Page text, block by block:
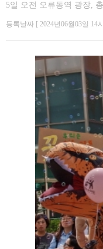
5일 오전 오류동역 광장,
등록날짜 [ 2024년06월03일 14